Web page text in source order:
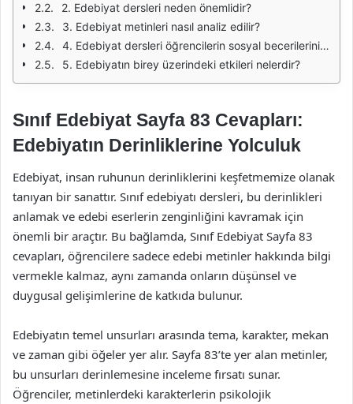
2. Edebiyat dersleri neden önemlidir?
3. Edebiyat metinleri nasıl analiz edilir?
4. Edebiyat dersleri öğrencilerin sosyal becerilerini nasıl etkiler?
5. Edebiyatın birey üzerindeki etkileri nelerdir?
Sınıf Edebiyat Sayfa 83 Cevapları:
Edebiyatın Derinliklerine Yolculuk
Edebiyat, insan ruhunun derinliklerini keşfetmemize olanak
tanıyan bir sanattır. Sınıf edebiyatı dersleri, bu derinlikleri
anlamak ve edebi eserlerin zenginliğini kavramak için
önemli bir araçtır. Bu bağlamda, Sınıf Edebiyat Sayfa 83
cevapları, öğrencilere sadece edebi metinler hakkında bilgi
vermekle kalmaz, aynı zamanda onların düşünsel ve
duygusal gelişimlerine de katkıda bulunur.
Edebiyatın temel unsurları arasında tema, karakter, mekan
ve zaman gibi öğeler yer alır. Sayfa 83’te yer alan metinler,
bu unsurları derinlemesine inceleme fırsatı sunar.
Öğrenciler, metinlerdeki karakterlerin psikolojik